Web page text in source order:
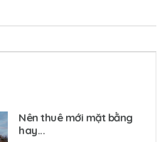
Nên thuê mới mặt bằng
hay...